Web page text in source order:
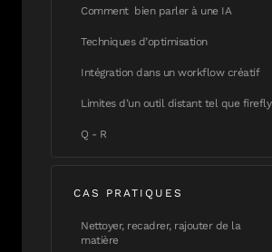
Comment bien parler à une IA
Techniques d’optimisation
Intégration dans un workflow créatif
Limites d’un outil distant tel que firefly
Q - R
CAS PRATIQUES
Nettoyer, recadrer, rajouter de la
matière